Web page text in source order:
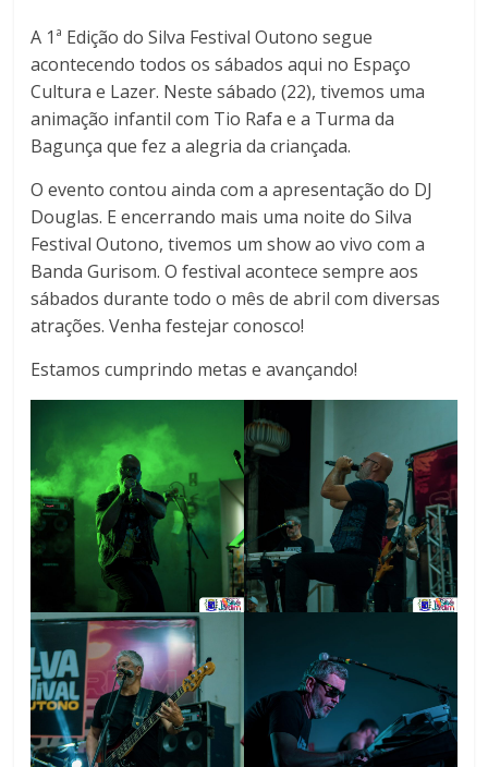
A 1ª Edição do Silva Festival Outono segue
acontecendo todos os sábados aqui no Espaço
Cultura e Lazer. Neste sábado (22), tivemos uma
animação infantil com Tio Rafa e a Turma da
Bagunça que fez a alegria da criançada.
O evento contou ainda com a apresentação do DJ
Douglas. E encerrando mais uma noite do Silva
Festival Outono, tivemos um show ao vivo com a
Banda Gurisom. O festival acontece sempre aos
sábados durante todo o mês de abril com diversas
atrações. Venha festejar conosco!
Estamos cumprindo metas e avançando!